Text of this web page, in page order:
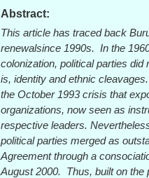
Abstract:
This article has traced back
renewalsince 1990s. In the
colonization, political parties
is, identity and ethnic
the October 1993 crisis that
organizations, now seen as
respective leaders.
political parties merged as
Agreement through a
August 2000. Thus, built on the